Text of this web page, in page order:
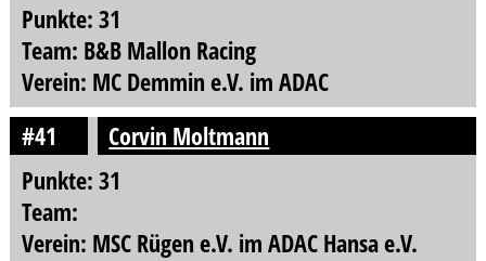
Punkte: 31
Team: B&B Mallon Racing
Verein: MC Demmin e.V. im ADAC
#41
Corvin Moltmann
Punkte: 31
Team:
Verein: MSC Rügen e.V. im ADAC Hansa e.V.